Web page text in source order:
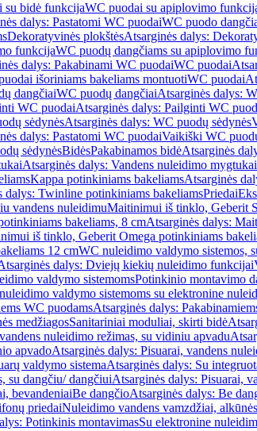
su bidė funkcijaWC puodai su apiplovimo
dalys: Pastatomi WC puodaiWC puodo
Dekoratyvinės plokštėsAtsarginės dalys:
funkcijaWC puodų dangčiams su apiplovimo
dalys: Pakabinami WC puodaiWC puodai
išoriniams bakeliams montuotiWC puodai
dangčiaiWC puodų dangčiaiAtsarginės dalys:
WC puodaiAtsarginės dalys: Pailginti WC
sėdynėsAtsarginės dalys: WC puodų sėdynės
dalys: Pastatomi WC puodaiVaikiški WC
sėdynėsBidėsPakabinamos bidėAtsarginės
Atsarginės dalys: Vandens nuleidimo mygtukai
Kappa potinkiniams bakeliamsAtsarginės
dalys: Twinline potinkiniams bakeliamsPriedai
vandens nuleidimuMaitinimui iš tinklo, Geberit
bakeliams, 8 cmAtsarginės dalys:
iš tinklo, Geberit Omega potinkiniams
12 cmWC nuleidimo valdymo sistemos,
dalys: Dviejų kiekių nuleidimo funkcijai
valdymo sistemomsPotinkinio montavimo
valdymo sistemoms su elektronine
WC puodamsAtsarginės dalys:
medžiagosSanitariniai moduliai, skirti bidė
nuleidimo režimas, su vidiniu apvadu
apvadoAtsarginės dalys: Pisuarai, vandens
valdymo sistemaAtsarginės dalys: Su
su dangčiu/ dangčiuiAtsarginės dalys: Pisuarai,
bevandeniaiBe dangčioAtsarginės dalys: Be
priedaiNuleidimo vandens vamzdžiai,
Potinkinis montavimasSu elektronine